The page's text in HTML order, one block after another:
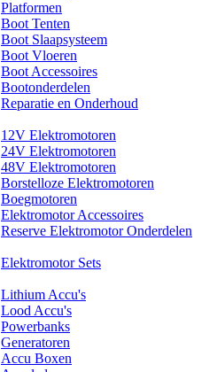
Platformen
Boot Tenten
Boot Slaapsysteem
Boot Vloeren
Boot Accessoires
Bootonderdelen
Reparatie en Onderhoud
12V Elektromotoren
24V Elektromotoren
48V Elektromotoren
Borstelloze Elektromotoren
Boegmotoren
Elektromotor Accessoires
Reserve Elektromotor Onderdelen
Elektromotor Sets
Lithium Accu's
Lood Accu's
Powerbanks
Generatoren
Accu Boxen